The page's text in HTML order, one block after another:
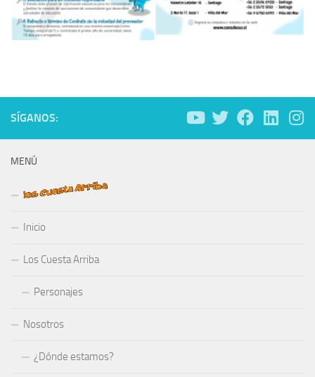
SÍGANOS:
MENÚ
Inicio
Los Cuesta Arriba
Personajes
Nosotros
¿Dónde estamos?